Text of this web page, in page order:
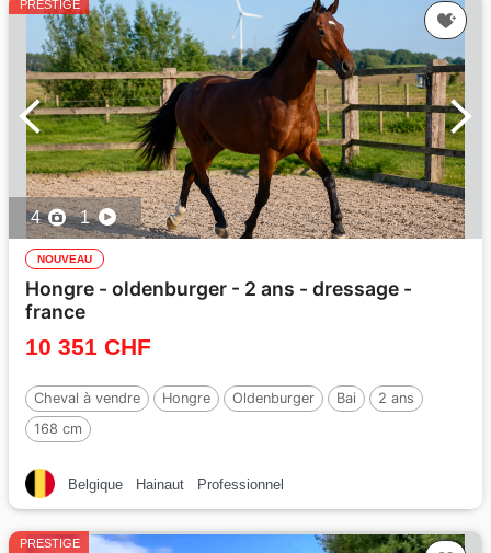
PRESTIGE
4 1
NOUVEAU
Hongre - oldenburger - 2 ans - dressage -
france
10 351 CHF
Cheval à vendre Hongre Oldenburger Bai
2 ans
168 cm
Belgique Hainaut Professionnel
PRESTIGE